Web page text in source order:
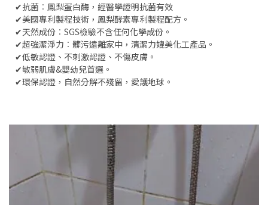
✔抗菌︰鳳梨蛋白酶，經醫學證明抗菌有效
✔美國專利製程技術，鳳梨酵素專利製程配方。
✔天然成份︰SGS檢驗不含任何化學成份。
✔超強潔淨力︰髒污遠離家中，清潔力媲美化工產品。
✔低敏認證、不刺激認證、不傷皮膚。
✔敏弱肌膚&嬰幼兒首選。
✔環保認證，自然分解不殘留，愛護地球。